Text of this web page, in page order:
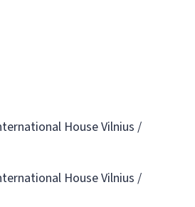
House Vilnius /
House Vilnius /